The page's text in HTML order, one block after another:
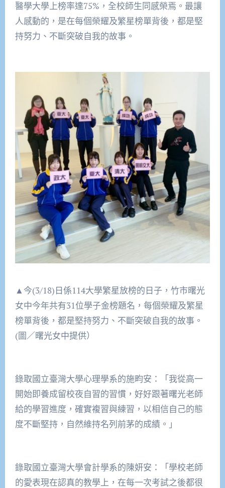
醫學大學上榜率達75%，全校師生同感榮焉。最讓
人感動的，是在每個榮耀及繁星榜單背後，都是堅
持努力、不斷突破自我的故事。
▲今(3/18)日係114大學繁星放榜的日子，竹市曙光
女中今年共有31位學子金榜題名，每個榮耀及繁星
榜單背後，都是堅持努力、不斷突破自我的故事。
(圖／曙光女中提供）
錄取國立臺灣大學心理學系的施畇安：「我從高一
開始即養成留校夜自習的習慣，好好跟著曙光老師
給的學習進度，確實複習與練習，以相信自己的態
度不斷堅持，自然維持名列前茅的成績。」
錄取國立臺灣大學會計學系的陳妍安：「學校老師
的愛表現在認真的教學上，在每一次考試之後都很